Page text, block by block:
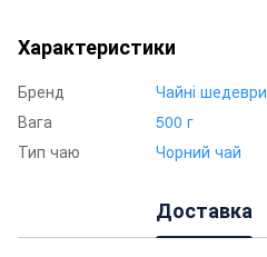
Характеристики
Бренд
Чайні шедеври
Вага
500 г
Тип чаю
Чорний чай
Доставка